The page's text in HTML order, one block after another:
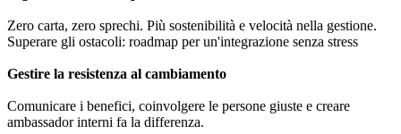
Zero carta, zero sprechi. Più sostenibilità e velocità nella gestione.
Superare gli ostacoli: roadmap per un'integrazione senza stress
Gestire la resistenza al cambiamento
Comunicare i benefici, coinvolgere le persone giuste e creare
ambassador interni fa la differenza.